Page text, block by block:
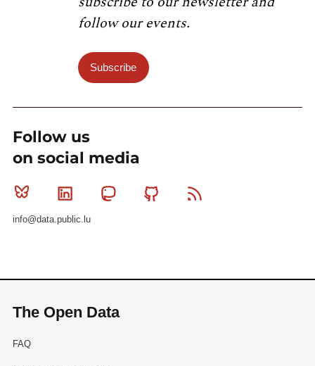
follow our events.
Subscribe
Follow us
on social media
Bluesky Linkedin MastodonGithub
info@data.public.lu
The Open Data
FAQ